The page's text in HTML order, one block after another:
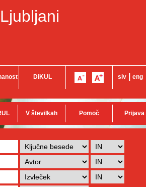
DiKUL slv eng
V številkah Pomoč Prijava